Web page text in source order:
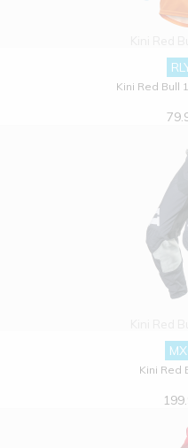
Kini Red Bull
Kini Red